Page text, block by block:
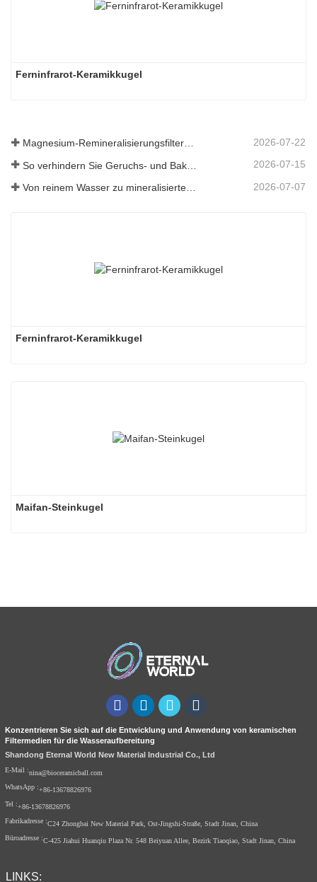
Ferninfrarot-Keramikkugel
Magnesium-Remineralisierungsfiltermedium für RO-Wassersysteme 2026-07-22
2026-07-15
2026-07-07
Ferninfrarot-Keramikkugel
Maifan-Steinkugel
Konzentrieren Sie sich auf die Entwicklung und Anwendung von keramischen
Filtermedien für die Wasseraufbereitung
Shandong Eternal World New Material Industrial Co., Ltd
E-Mail :nina@bioceramicball.com
WhatsApp :+86-13678826976
Tel :+86-13678826976
Fabrikadresse :C24 Zhongbai New Material Park, Ost-Jingshi-Straße, Stadt Jinan, China
Büroadresse :C-425 Jiahui Huanqiu Plaza Nr. 548 Beiyuan Allee, Bezirk Tiaoqiao, Stadt Jinan, China
LINKS: